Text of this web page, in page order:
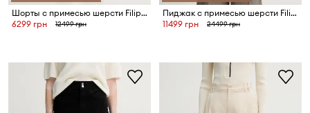
Шорты с примесью шерсти Filippa K
6299 грн
12499 грн
Пиджак с примесью шерсти Filippa K
11499 грн
24499 грн